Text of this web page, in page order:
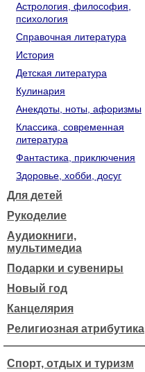
Астрология, философия,
психология
Справочная литература
История
Детская литература
Кулинария
Анекдоты, ноты, афоризмы
Классика, современная
литература
Фантастика, приключения
Здоровье, хобби, досуг
Для детей
Рукоделие
Аудиокниги,
мультимедиа
Подарки и сувениры
Новый год
Канцелярия
Религиозная атрибутика
Спорт, отдых и туризм